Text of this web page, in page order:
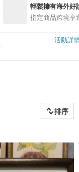
輕鬆擁有海外好
指定商品跨境享
活動詳
排序